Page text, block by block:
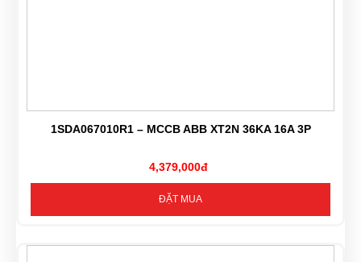
1SDA067010R1 – MCCB ABB XT2N 36KA 16A 3P
4,379,000đ
ĐẶT MUA